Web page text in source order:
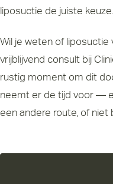
liposuctie de juiste keuze.
Wil je weten of liposuctie
vrijblijvend consult bij
rustig moment om dit
neemt er de tijd voor —
een andere route, of niet